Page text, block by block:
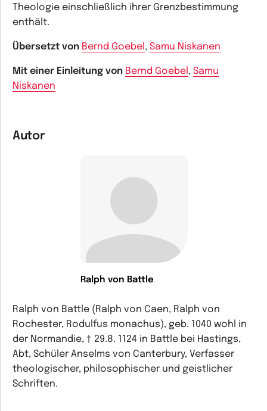
Theologie einschließlich ihrer Grenzbestimmung
enthält.
Übersetzt von Bernd Goebel , Samu Niskanen
Mit einer Einleitung von Bernd Goebel , Samu
Niskanen
Autor
Ralph von Battle
Ralph von Battle (Ralph von Caen, Ralph von
Rochester, Rodulfus monachus), geb. 1040 wohl in
der Normandie, † 29.8. 1124 in Battle bei Hastings,
Abt, Schüler Anselms von Canterbury, Verfasser
theologischer, philosophischer und geistlicher
Schriften.